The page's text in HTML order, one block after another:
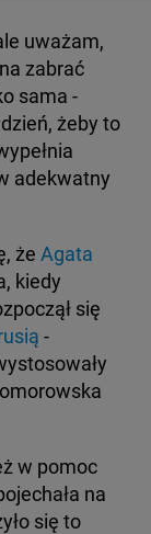
uważam,
zabrać
sama -
żeby to
adekwatny
żeAgata
kiedy
się
-
w pomoc
na
się to